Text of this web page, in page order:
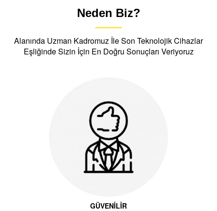
Neden Biz?
Alanında Uzman Kadromuz İle Son Teknolojik Cihazlar
Eşliğinde Sizin İçin En Doğru Sonuçları Veriyoruz
GÜVENİLİR